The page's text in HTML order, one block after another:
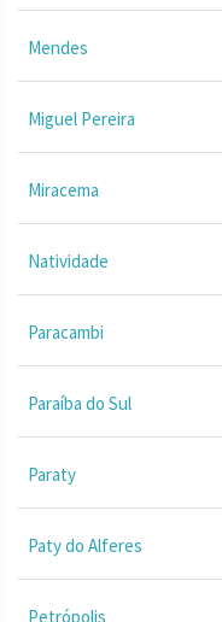
Mendes
Miguel Pereira
Miracema
Natividade
Paracambi
Paraíba do Sul
Paraty
Paty do Alferes
Petrópolis